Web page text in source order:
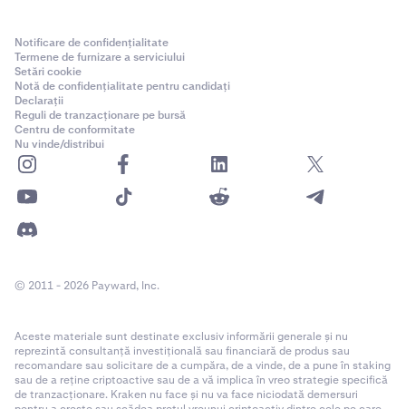
Notificare de confidențialitate
Termene de furnizare a serviciului
Setări cookie
Notă de confidențialitate pentru candidați
Declarații
Reguli de tranzacționare pe bursă
Centru de conformitate
Nu vinde/distribui
© 2011 - 2026 Payward, Inc.
Aceste materiale sunt destinate exclusiv informării generale și nu
reprezintă consultanță investițională sau financiară de produs sau
recomandare sau solicitare de a cumpăra, de a vinde, de a pune în staking
sau de a reține criptoactive sau de a vă implica în vreo strategie specifică
de tranzacționare. Kraken nu face și nu va face niciodată demersuri